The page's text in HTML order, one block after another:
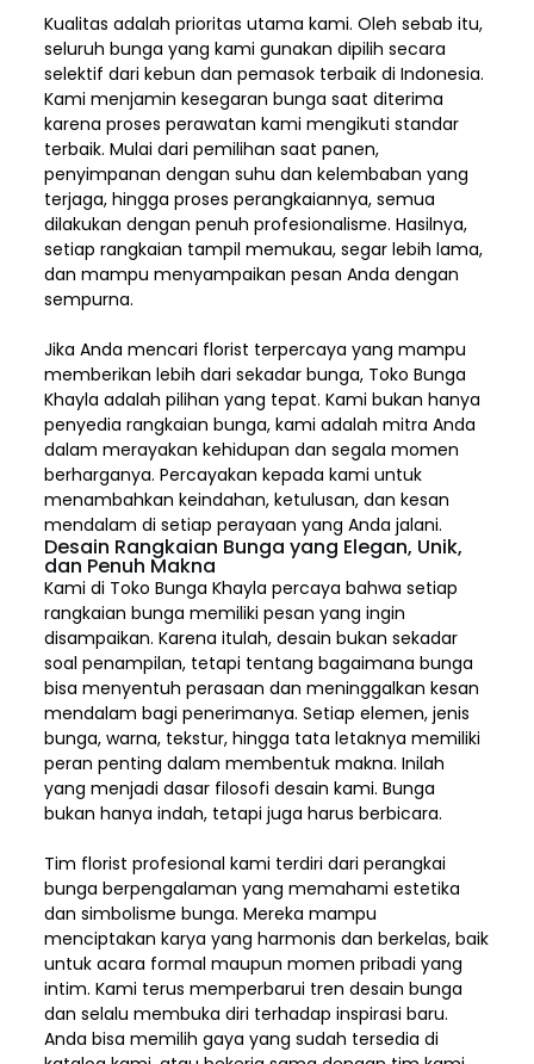
Kualitas adalah prioritas utama kami. Oleh sebab itu,
seluruh bunga yang kami gunakan dipilih secara
selektif dari kebun dan pemasok terbaik di Indonesia.
Kami menjamin kesegaran bunga saat diterima
karena proses perawatan kami mengikuti standar
terbaik. Mulai dari pemilihan saat panen,
penyimpanan dengan suhu dan kelembaban yang
terjaga, hingga proses perangkaiannya, semua
dilakukan dengan penuh profesionalisme. Hasilnya,
setiap rangkaian tampil memukau, segar lebih lama,
dan mampu menyampaikan pesan Anda dengan
sempurna.
Jika Anda mencari florist terpercaya yang mampu
memberikan lebih dari sekadar bunga, Toko Bunga
Khayla adalah pilihan yang tepat. Kami bukan hanya
penyedia rangkaian bunga, kami adalah mitra Anda
dalam merayakan kehidupan dan segala momen
berharganya. Percayakan kepada kami untuk
menambahkan keindahan, ketulusan, dan kesan
mendalam di setiap perayaan yang Anda jalani.
Desain Rangkaian Bunga yang Elegan, Unik,
dan Penuh Makna
Kami di Toko Bunga Khayla percaya bahwa setiap
rangkaian bunga memiliki pesan yang ingin
disampaikan. Karena itulah, desain bukan sekadar
soal penampilan, tetapi tentang bagaimana bunga
bisa menyentuh perasaan dan meninggalkan kesan
mendalam bagi penerimanya. Setiap elemen, jenis
bunga, warna, tekstur, hingga tata letaknya memiliki
peran penting dalam membentuk makna. Inilah
yang menjadi dasar filosofi desain kami. Bunga
bukan hanya indah, tetapi juga harus berbicara.
Tim florist profesional kami terdiri dari perangkai
bunga berpengalaman yang memahami estetika
dan simbolisme bunga. Mereka mampu
menciptakan karya yang harmonis dan berkelas, baik
untuk acara formal maupun momen pribadi yang
intim. Kami terus memperbarui tren desain bunga
dan selalu membuka diri terhadap inspirasi baru.
Anda bisa memilih gaya yang sudah tersedia di